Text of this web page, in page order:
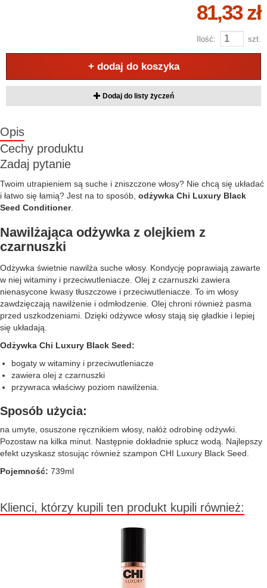
81,33 zł
Ilość: szt.
+ dodaj do koszyka
Dodaj do listy życzeń
Opis
Cechy produktu
Zadaj pytanie
Twoim utrapieniem są suche i zniszczone włosy? Nie chcą się układać
i łatwo się łamią? Jest na to sposób, odżywka Chi Luxury Black
Seed Conditioner.
Nawilżająca odżywka z olejkiem z
czarnuszki
Odżywka świetnie nawilża suche włosy. Kondycję poprawiają zawarte
w niej witaminy i przeciwutleniacze. Olej z czarnuszki zawiera
nienasycone kwasy tłuszczowe i przeciwutleniacze. To im włosy
zawdzięczają nawilżenie i odmłodzenie. Olej chroni również pasma
przed uszkodzeniami. Dzięki odżywce włosy stają się gładkie i lepiej
się układają.
Odżywka Chi Luxury Black Seed:
bogaty w witaminy i przeciwutleniacze
zawiera olej z czarnuszki
przywraca właściwy poziom nawilżenia.
Sposób użycia:
na umyte, osuszone ręcznikiem włosy, nałóż odrobinę odżywki.
Pozostaw na kilka minut. Następnie dokładnie spłucz wodą. Najlepszy
efekt uzyskasz stosując również szampon CHI Luxury Black Seed.
Pojemność: 739ml
Klienci, którzy kupili ten produkt kupili również: